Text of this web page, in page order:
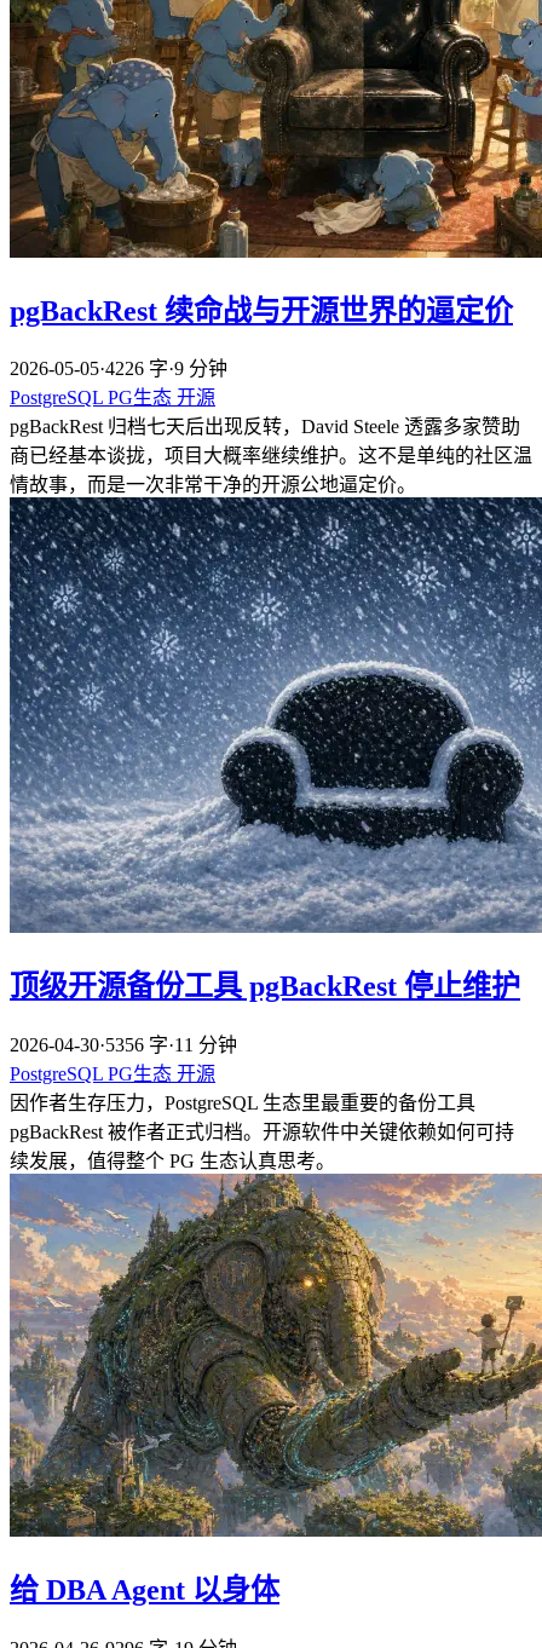
pgBackRest 续命战与开源世界的逼定价
2026-05-05·4226 字·9 分钟
PostgreSQL PG生态 开源
pgBackRest 归档七天后出现反转，David Steele 透露多家赞助
商已经基本谈拢，项目大概率继续维护。这不是单纯的社区温
情故事，而是一次非常干净的开源公地逼定价。
顶级开源备份工具 pgBackRest 停止维护
2026-04-30·5356 字·11 分钟
PostgreSQL PG生态 开源
因作者生存压力，PostgreSQL 生态里最重要的备份工具
pgBackRest 被作者正式归档。开源软件中关键依赖如何可持
续发展，值得整个 PG 生态认真思考。
给 DBA Agent 以身体